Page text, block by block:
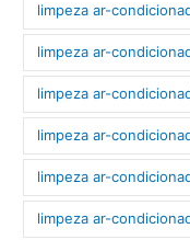
limpeza ar-
limpeza ar-
limpeza ar-
limpeza ar-
limpeza ar-
limpeza ar-